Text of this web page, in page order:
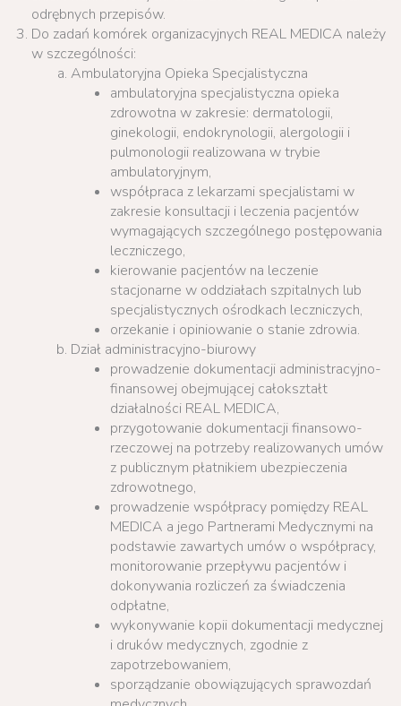
odrębnych przepisów.
Do zadań komórek organizacyjnych REAL MEDICA należy
w szczególności:
Ambulatoryjna Opieka Specjalistyczna
ambulatoryjna specjalistyczna opieka
zdrowotna w zakresie: dermatologii,
ginekologii, endokrynologii, alergologii i
pulmonologii realizowana w trybie
ambulatoryjnym,
współpraca z lekarzami specjalistami w
zakresie konsultacji i leczenia pacjentów
wymagających szczególnego postępowania
leczniczego,
kierowanie pacjentów na leczenie
stacjonarne w oddziałach szpitalnych lub
specjalistycznych ośrodkach leczniczych,
orzekanie i opiniowanie o stanie zdrowia.
Dział administracyjno-biurowy
prowadzenie dokumentacji administracyjno-
finansowej obejmującej całokształt
działalności REAL MEDICA,
przygotowanie dokumentacji finansowo-
rzeczowej na potrzeby realizowanych umów
z publicznym płatnikiem ubezpieczenia
zdrowotnego,
prowadzenie współpracy pomiędzy REAL
MEDICA a jego Partnerami Medycznymi na
podstawie zawartych umów o współpracy,
monitorowanie przepływu pacjentów i
dokonywania rozliczeń za świadczenia
odpłatne,
wykonywanie kopii dokumentacji medycznej
i druków medycznych, zgodnie z
zapotrzebowaniem,
sporządzanie obowiązujących sprawozdań